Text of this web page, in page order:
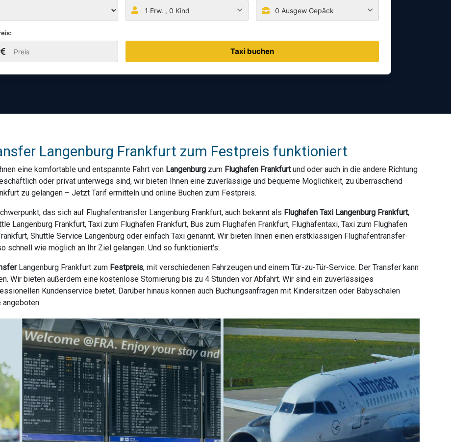
1 Erw. , 0 Kind 0 Ausgew Gepäck
Taxi buchen
Langenburg Frankfurt zum Festpreis funktioniert
eine komfortable und entspannte Fahrt von Langenburg zum Flughafen Frankfurtund oder auch in die andere Richtung
oder privat unterwegs sind, wir bieten Ihnen eine zuverlässige und bequeme Möglichkeit, zu überraschend
zu gelangen – Jetzt Tarif ermitteln und online Buchen zum Festpreis.
das sich auf Flughafentransfer Langenburg Frankfurt, auch bekannt als Flughafen Taxi Langenburg Frankfurt,
Langenburg Frankfurt, Taxi zum Flughafen Frankfurt, Bus zum Flughafen Frankfurt, Flughafentaxi, Taxi zum Flughafen
Shuttle Service Langenburg oder einfach Taxi genannt. Wir bieten Ihnen einen erstklassigen Flughafentransfer-
schnell wie möglich an Ihr Ziel gelangen. Und so funktioniert's:
Langenburg Frankfurt zum Festpreis, mit verschiedenen Fahrzeugen und einem Tür-zu-Tür-Service. Der Transfer kann
Wir bieten außerdem eine kostenlose Stornierung bis zu 4 Stunden vor Abfahrt. Wir sind ein zuverlässiges
Kundenservice bietet. Darüber hinaus können auch Buchungsanfragen mit Kindersitzen oder Babyschalen